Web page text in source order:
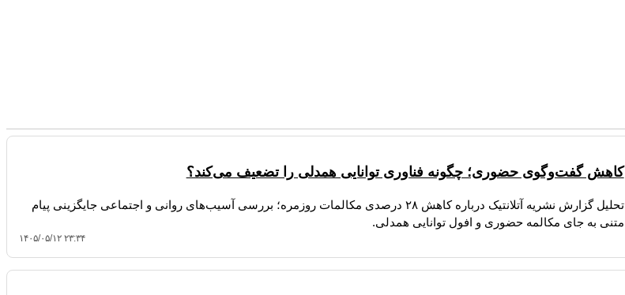
کاهش گفت‌وگوی حضوری؛ چگونه فناوری توانایی همدلی را تضعیف می‌کند؟
تحلیل گزارش نشریه آتلانتیک درباره کاهش ۲۸ درصدی مکالمات روزمره؛ بررسی آسیب‌های روانی و اجتماعی جایگزینی پیام
متنی به جای مکالمه حضوری و افول توانایی همدلی.
۱۴۰۵/۰۵/۱۲ ۲۳:۳۴